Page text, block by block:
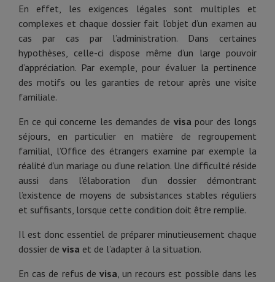
En effet, les exigences légales sont multiples et
complexes et chaque dossier fait l’objet d’un examen au
cas par cas par l’administration. Dans certaines
hypothèses, celle-ci dispose même d’un large pouvoir
d’appréciation. Par exemple, pour évaluer la pertinence
des motifs ou les garanties de retour après une visite
familiale.
En ce qui concerne les demandes de visa pour des longs
séjours, en particulier en matière de regroupement
familial, l’Office des étrangers examine par exemple la
réalité d’un mariage ou d’une relation. Une difficulté réside
aussi dans l’élaboration d’un dossier démontrant
l’existence de moyens de subsistances stables réguliers
et suffisants, lorsque cette condition doit être remplie.
Il est donc essentiel de préparer minutieusement chaque
dossier de visa et de l’adapter à la situation.
En cas de refus de visa, un recours est possible dans les